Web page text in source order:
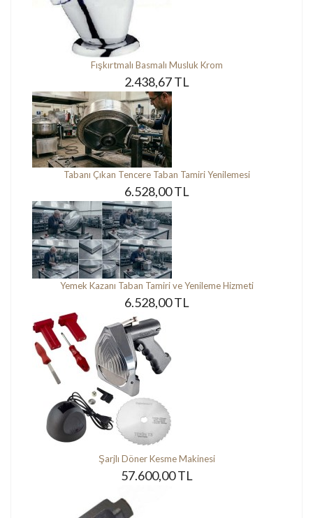
Fışkırtmalı Basmalı Musluk Krom
2.438,67 TL
Tabanı Çıkan Tencere Taban Tamiri Yenilemesi
6.528,00 TL
Yemek Kazanı Taban Tamiri ve Yenileme Hizmeti
6.528,00 TL
Şarjlı Döner Kesme Makinesi
57.600,00 TL